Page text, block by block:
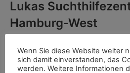
Lukas
Hamburg-West
AdresseLuruper Hauptstr. 138
Wenn Sie diese Website weiter
sich damit einverstanden, das
werden. Weitere Informationen